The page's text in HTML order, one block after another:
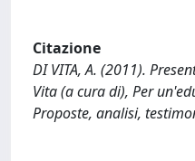
Citazione
DI VITA, A. (2011).
Vita (a cura di), Per
Proposte, analisi,